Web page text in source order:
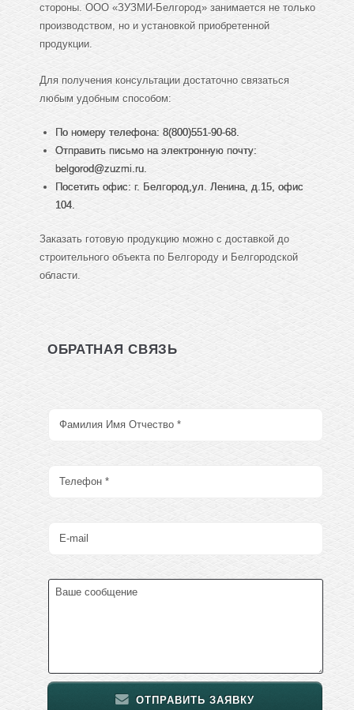
стороны. ООО «ЗУЗМИ-Белгород» занимается не только
производством, но и установкой приобретенной
продукции.
Для получения консультации достаточно связаться
любым удобным способом:
По номеру телефона: 8(800)551-90-68.
Отправить письмо на электронную почту:
belgorod@zuzmi.ru.
Посетить офис: г. Белгород,ул. Ленина, д.15, офис
104.
Заказать готовую продукцию можно с доставкой до
строительного объекта по Белгороду и Белгородской
области.
ОБРАТНАЯ СВЯЗЬ
ОТПРАВИТЬ ЗАЯВКУ